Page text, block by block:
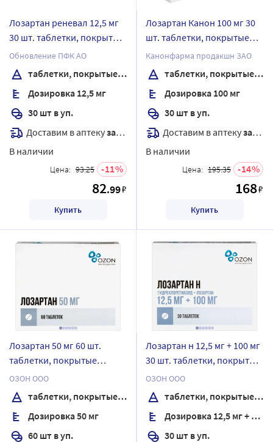
Лозартан реневал 12,5 мг
30 шт. таблетки, покрытые
пленочной оболочкой
Обновление ПФК АО
таблетки, покрытые пленочной оболочкой
Дозировка 12,5 мг
30 шт в уп.
Доставим в аптекузавтра
В наличии
Цена: 93.25 11
82.99₽
Купить
Лозартан Канон 100 мг 30
шт. таблетки, покрытые
пленочной оболочкой
Канонфарма продакшн ЗАО
таблетки, покрытые пленочной оболочкой
Дозировка 100 мг
30 шт в уп.
Доставим в аптекузавтра
В наличии
Цена: 195.35 14
168₽
Купить
Лозартан 50 мг 60 шт.
таблетки, покрытые
пленочной оболочкой
ОЗОН ООО
таблетки, покрытые пленочной оболочкой
Дозировка 50 мг
60 шт в уп.
Лозартан н 12,5 мг + 100 мг
30 шт. таблетки, покрытые
пленочной оболочкой
ОЗОН ООО
таблетки, покрытые пленочной оболочкой
Дозировка 12,5 мг + 100 мг
30 шт в уп.